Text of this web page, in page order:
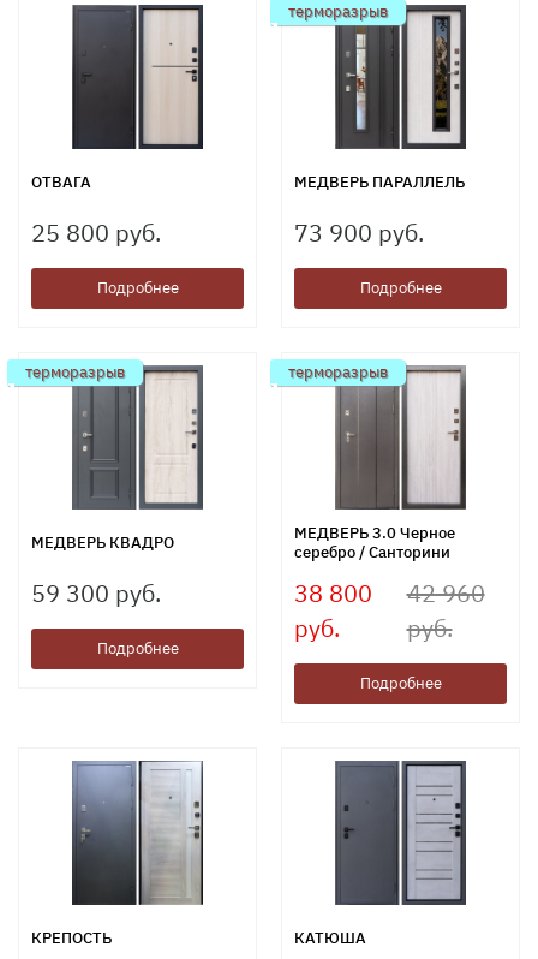
ОТВАГА
25 800 руб.
Подробнее
терморазрыв
МЕДВЕРЬ ПАРАЛЛЕЛЬ
73 900 руб.
Подробнее
терморазрыв
МЕДВЕРЬ КВАДРО
59 300 руб.
Подробнее
терморазрыв
МЕДВЕРЬ 3.0 Черное
серебро / Санторини
38 800
руб.
42 960
руб.
Подробнее
КРЕПОСТЬ КАТЮША